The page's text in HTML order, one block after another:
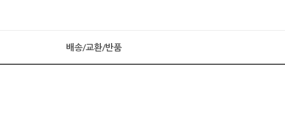
배송/교환/반품